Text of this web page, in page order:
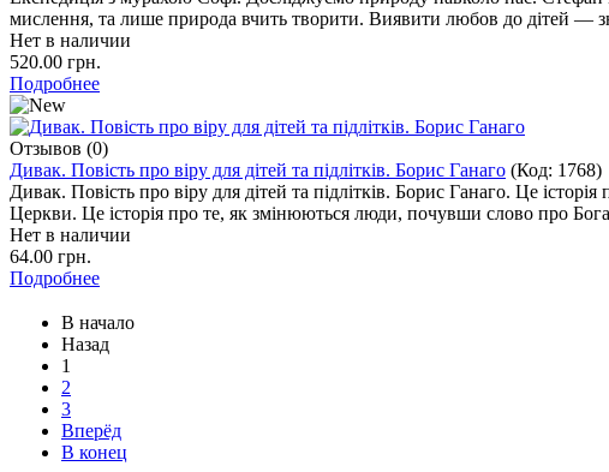
мислення, та лише природа вчить творити. Виявити любов до дітей —
Нет в наличии
520.00 грн.
Подробнее
Отзывов (0)
Дивак. Повість про віру для дітей та підлітків. Борис Ганаго (Код: 1768)
Дивак. Повість про віру для дітей та підлітків. Борис Ганаго. Це
Церкви. Це історія про те, як змінюються люди, почувши слово про
Нет в наличии
64.00 грн.
Подробнее
В начало
Назад
1
2
3
Вперёд
В конец